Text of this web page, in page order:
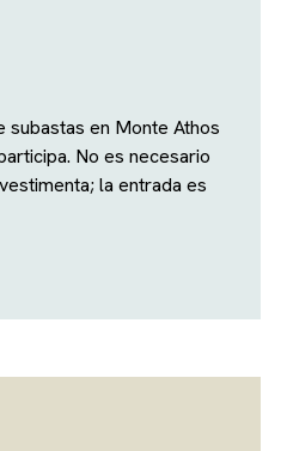
subastas en Monte Athos
No es necesario
la entrada es